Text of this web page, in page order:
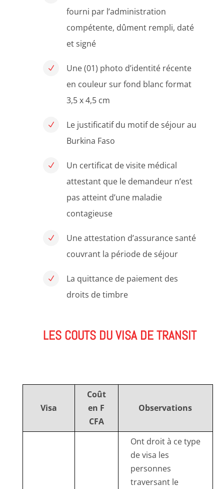
fourni par l’administration
compétente, dûment rempli, daté
et signé
N
Une (01) photo d’identité récente
en couleur sur fond blanc format
3,5 x 4,5 cm
N
Le justificatif du motif de séjour au
Burkina Faso
N
Un certificat de visite médical
attestant que le demandeur n’est
pas atteint d’une maladie
contagieuse
N
Une attestation d’assurance santé
couvrant la période de séjour
N
La quittance de paiement des
droits de timbre
LES COUTS DU VISA DE TRANSIT
Visa
Coût
en F
CFA
Observations
Ont droit à ce type
de visa les
personnes
traversant le